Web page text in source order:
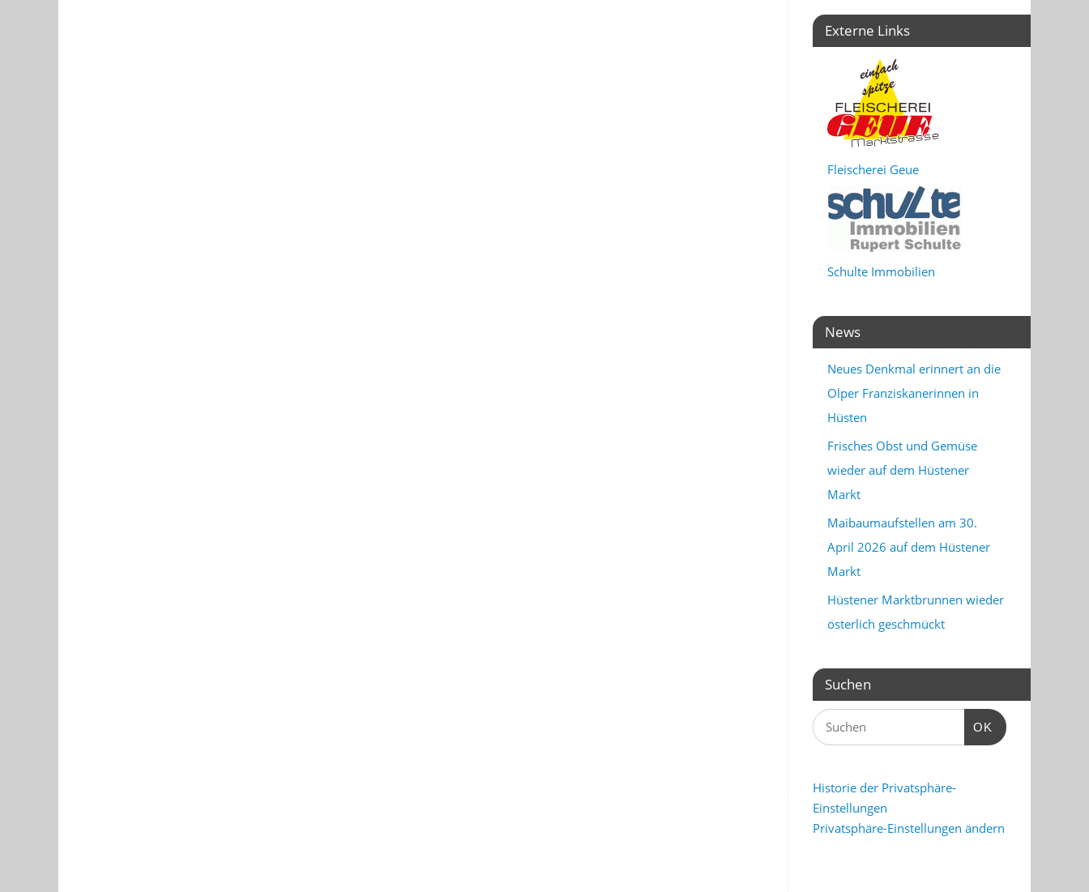
Externe Links
Fleischerei Geue
Schulte Immobilien
News
Neues Denkmal erinnert an die
Olper Franziskanerinnen in
Hüsten
Frisches Obst und Gemüse
wieder auf dem Hüstener
Markt
Maibaumaufstellen am 30.
April 2026 auf dem Hüstener
Markt
Hüstener Marktbrunnen wieder
österlich geschmückt
Suchen
OK
Historie der Privatsphäre-
Einstellungen
Privatsphäre-Einstellungen ändern